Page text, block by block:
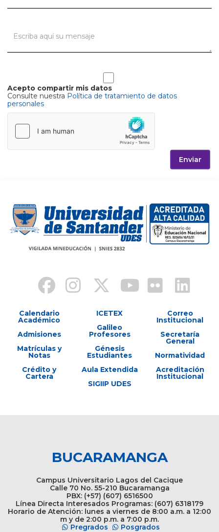
Acepto compartir mis datos
Consulte nuestra Política de tratamiento de datos
personales
Enviar
Calendario
Académico
Admisiones
Matrículas y
Notas
Crédito y
Cartera
ICETEX
Galileo
Profesores
Génesis
Estudiantes
Aula Extendida
SIGIIP UDES
Correo
Institucional
Secretaría
General
Normatividad
Acreditación
Institucional
BUCARAMANGA
Campus Universitario Lagos del Cacique
Calle 70 No. 55-210 Bucaramanga
PBX: (+57) (607) 6516500
Línea Directa Interesados Programas: (607) 6318179
Horario de Atención: lunes a viernes de 8:00 a.m. a 12:00
m y de 2:00 p.m. a 7:00 p.m.
Pregrados
Posgrados